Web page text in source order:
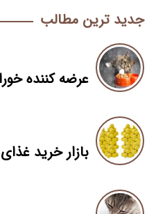
جدید ترین مطالب
عرضه کننده